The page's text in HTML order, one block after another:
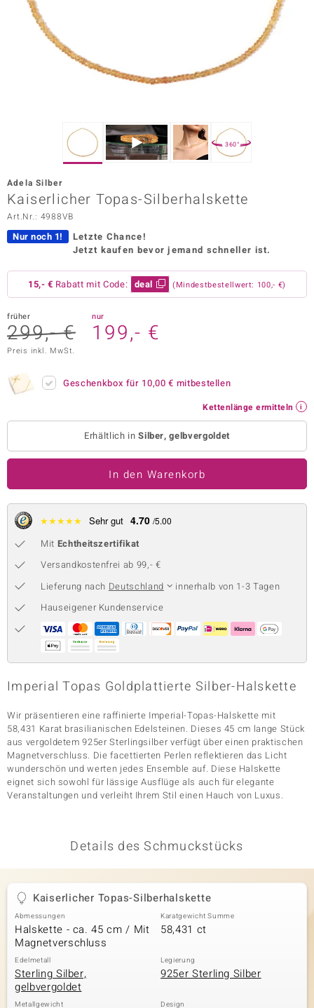
Edition
Vogue
Paraíso
Collection
BY DE MELO
Collection
360°
Adela Silber
Kaiserlicher Topas-Silberhalskette
Art.Nr.: 4988VB
Nur noch 1!
Letzte Chance!
Jetzt kaufen bevor jemand schneller ist.
15,- € Rabatt mit Code: deal (Mindestbestellwert: 100,- €)
früher
299,- €
nur
199,- €
Preis inkl. MwSt.
Geschenkbox für 10,00 € mitbestellen
Kettenlänge ermitteln
Erhältlich inSilber, gelbvergoldet
In den Warenkorb
★★★★★ Sehr gut 4.70 /5.00
Mit Echtheitszertifikat
Versandkostenfrei ab 99,- €
Lieferung nach Deutschland
innerhalb von 1-3 Tagen
Hauseigener Kundenservice
Imperial Topas Goldplattierte Silber-Halskette
Wir präsentieren eine raffinierte Imperial-Topas-Halskette mit
58,431 Karat brasilianischen Edelsteinen. Dieses 45 cm lange Stück
aus vergoldetem 925er Sterlingsilber verfügt über einen praktischen
Magnetverschluss. Die facettierten Perlen reflektieren das Licht
wunderschön und werten jedes Ensemble auf. Diese Halskette
eignet sich sowohl für lässige Ausflüge als auch für elegante
Veranstaltungen und verleiht Ihrem Stil einen Hauch von Luxus.
Details des Schmuckstücks
Kaiserlicher Topas-Silberhalskette
Abmessungen
Halskette - ca. 45 cm / Mit
Magnetverschluss
Karatgewicht Summe
58,431 ct
Edelmetall
Sterling Silber,
gelbvergoldet
Legierung
925er Sterling Silber
Metallgewicht Design